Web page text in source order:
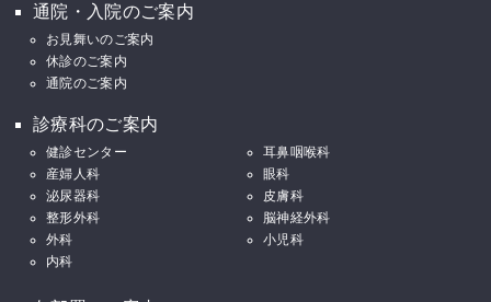
通院・入院のご案内
お見舞いのご案内
休診のご案内
通院のご案内
診療科のご案内
健診センター
耳鼻咽喉科
産婦人科
眼科
泌尿器科
皮膚科
整形外科
脳神経外科
外科
小児科
内科